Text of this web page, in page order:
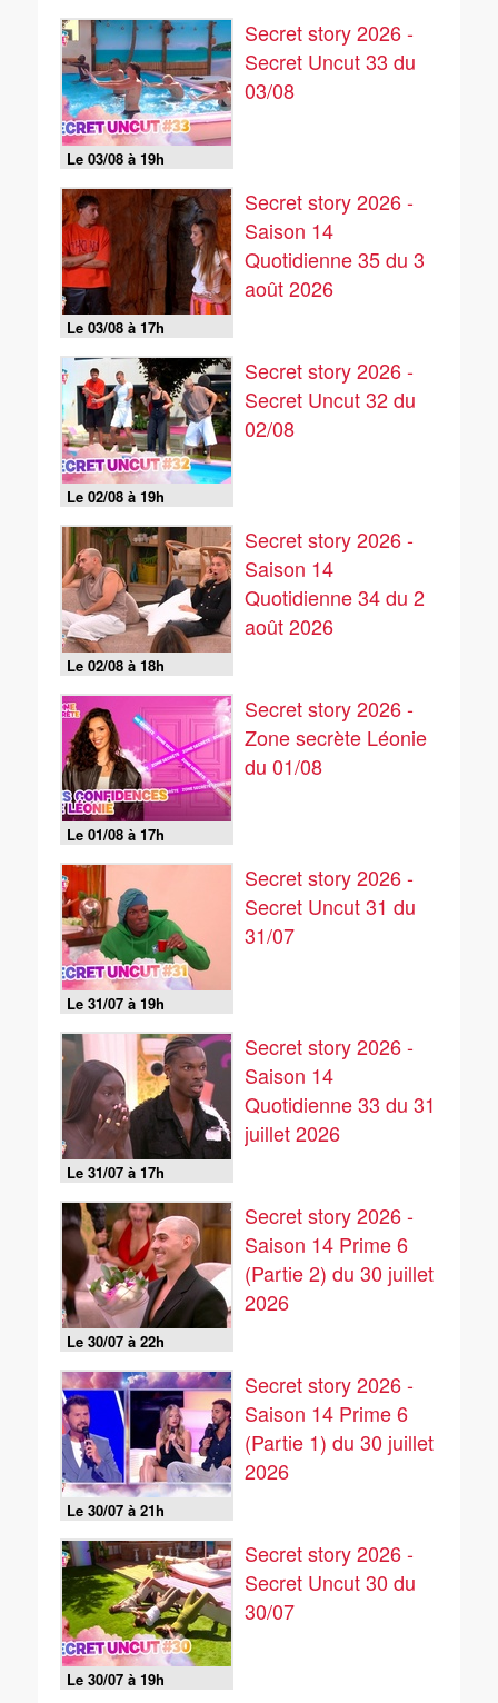
Le 03/08 à 19h
Secret story 2026 -
Secret Uncut 33 du
03/08
Le 03/08 à 17h
Secret story 2026 -
Saison 14
Quotidienne 35 du 3
août 2026
Le 02/08 à 19h
Secret story 2026 -
Secret Uncut 32 du
02/08
Le 02/08 à 18h
Secret story 2026 -
Saison 14
Quotidienne 34 du 2
août 2026
Le 01/08 à 17h
Secret story 2026 -
Zone secrète Léonie
du 01/08
Le 31/07 à 19h
Secret story 2026 -
Secret Uncut 31 du
31/07
Le 31/07 à 17h
Secret story 2026 -
Saison 14
Quotidienne 33 du 31
juillet 2026
Le 30/07 à 22h
Secret story 2026 -
Saison 14 Prime 6
(Partie 2) du 30 juillet
2026
Le 30/07 à 21h
Secret story 2026 -
Saison 14 Prime 6
(Partie 1) du 30 juillet
2026
Le 30/07 à 19h
Secret story 2026 -
Secret Uncut 30 du
30/07